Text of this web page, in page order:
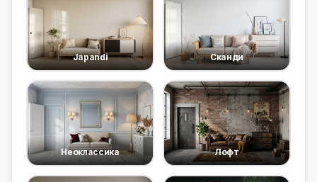
Japandi Сканди
Неоклассика Лофт